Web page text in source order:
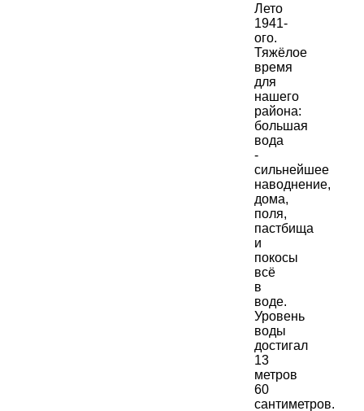
Лето
1941-
ого.
Тяжёлое
время
для
нашего
района:
большая
вода
-
сильнейшее
наводнение,
дома,
поля,
пастбища
и
покосы
всё
в
воде.
Уровень
воды
достигал
13
метров
60
сантиметров.